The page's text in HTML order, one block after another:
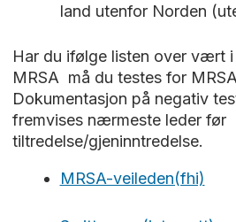
land utenfor Norden
Har du ifølge listen over vært
MRSA må du testes for
Dokumentasjon på negativ
fremvises nærmeste leder før
tiltredelse/gjeninntredelse.
MRSA-veileden(fhi)